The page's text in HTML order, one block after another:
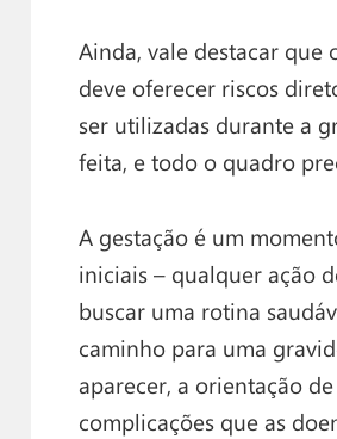
Ainda, vale destacar que
deve oferecer riscos
ser utilizadas durante a
feita, e todo o quadro
A gestação é um
iniciais – qualquer ação
buscar uma rotina
caminho para uma
aparecer, a orientação
complicações que as